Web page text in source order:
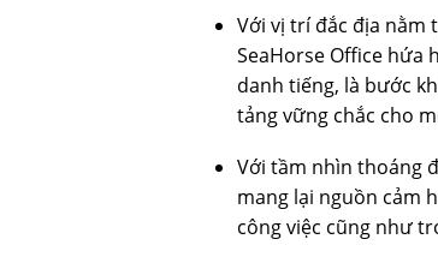
Với vị trí đắc địa nằm
SeaHorse Office hứa
danh tiếng, là bước
tảng vững chắc cho
Với tầm nhìn thoáng
mang lại nguồn cảm
công việc cũng như